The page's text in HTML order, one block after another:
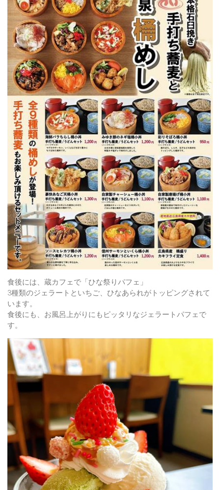
食後には、蔵カフェで「ひな祭りパフェ」
3種類のジェラートといちご、ひなあられがトッピングされて
います。
食後にも、お風呂上がりにもピッタリなジェラートパフェで
す。